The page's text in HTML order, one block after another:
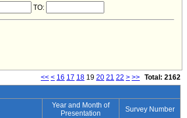
TO:
<< < 16 17 18 19 20 21 22 > >> Total: 2162
Year and Month of
Presentation
Survey Number